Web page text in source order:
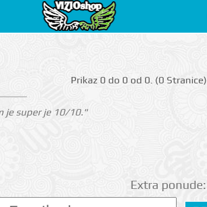
Prikаz 0 do 0 оd 0. (0 Strаnicе)
je super je 10/10."
Extra ponude: